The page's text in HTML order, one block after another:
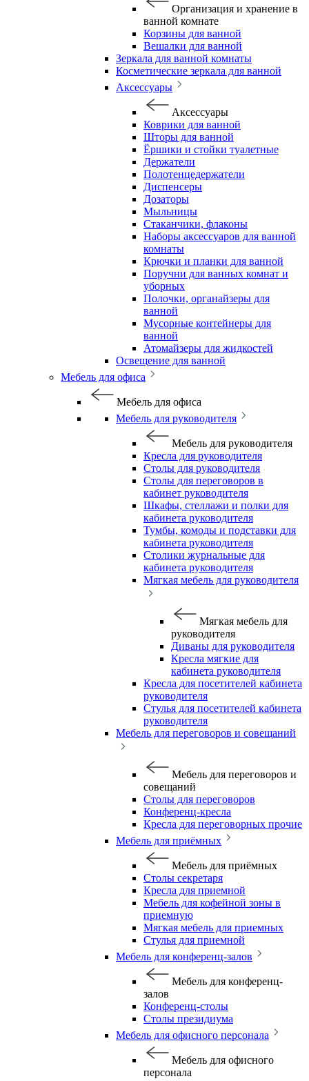
Организация и хранение в
ванной комнате
Корзины для ванной
Вешалки для ванной
Зеркала для ванной комнаты
Косметические зеркала для ванной
Аксессуары
Аксессуары
Коврики для ванной
Шторы для ванной
Ёршики и стойки туалетные
Держатели
Полотенцедержатели
Диспенсеры
Дозаторы
Мыльницы
Стаканчики, флаконы
Наборы аксессуаров для ванной
комнаты
Крючки и планки для ванной
Поручни для ванных комнат и
уборных
Полочки, органайзеры для
ванной
Мусорные контейнеры для
ванной
Атомайзеры для жидкостей
Освещение для ванной
Мебель для офиса
Мебель для офиса
Мебель для руководителя
Мебель для руководителя
Кресла для руководителя
Столы для руководителя
Столы для переговоров в
кабинет руководителя
Шкафы, стеллажи и полки для
кабинета руководителя
Тумбы, комоды и подставки для
кабинета руководителя
Столики журнальные для
кабинета руководителя
Мягкая мебель для руководителя
Мягкая мебель для
руководителя
Диваны для руководителя
Кресла мягкие для
кабинета руководителя
Кресла для посетителей кабинета
руководителя
Стулья для посетителей кабинета
руководителя
Мебель для переговоров и совещаний
Мебель для переговоров и
совещаний
Столы для переговоров
Конференц-кресла
Кресла для переговорных прочие
Мебель для приёмных
Мебель для приёмных
Столы секретаря
Кресла для приемной
Мебель для кофейной зоны в
приемную
Мягкая мебель для приемных
Стулья для приемной
Мебель для конференц-залов
Мебель для конференц-
залов
Конференц-столы
Столы президиума
Мебель для офисного персонала
Мебель для офисного
персонала